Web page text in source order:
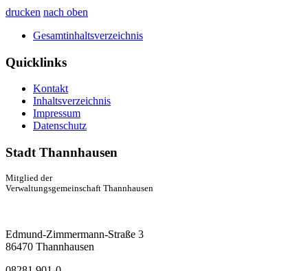
drucken nach oben
Gesamtinhaltsverzeichnis
Quicklinks
Kontakt
Inhaltsverzeichnis
Impressum
Datenschutz
Stadt Thannhausen
Mitglied der
Verwaltungsgemeinschaft Thannhausen
Edmund-Zimmermann-Straße 3
86470 Thannhausen